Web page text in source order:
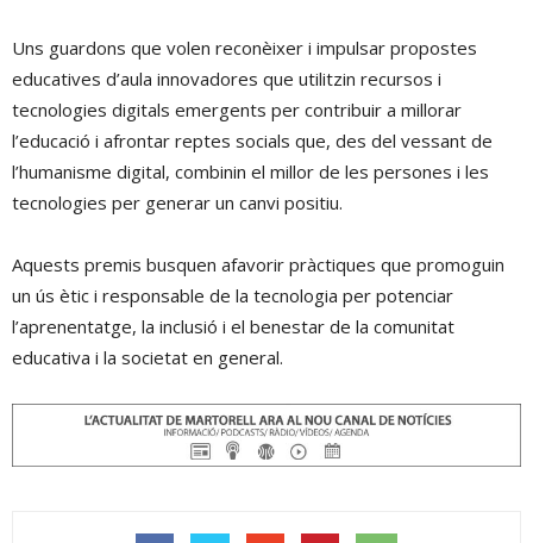
Uns guardons que volen reconèixer i impulsar propostes
educatives d’aula innovadores que utilitzin recursos i
tecnologies digitals emergents per contribuir a millorar
l’educació i afrontar reptes socials que, des del vessant de
l’humanisme digital, combinin el millor de les persones i les
tecnologies per generar un canvi positiu.
Aquests premis busquen afavorir pràctiques que promoguin
un ús ètic i responsable de la tecnologia per potenciar
l’aprenentatge, la inclusió i el benestar de la comunitat
educativa i la societat en general.